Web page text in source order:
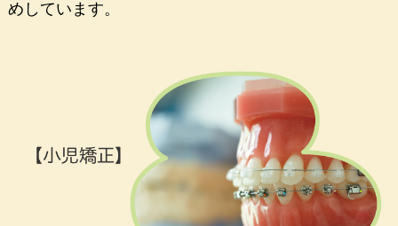
めしています。